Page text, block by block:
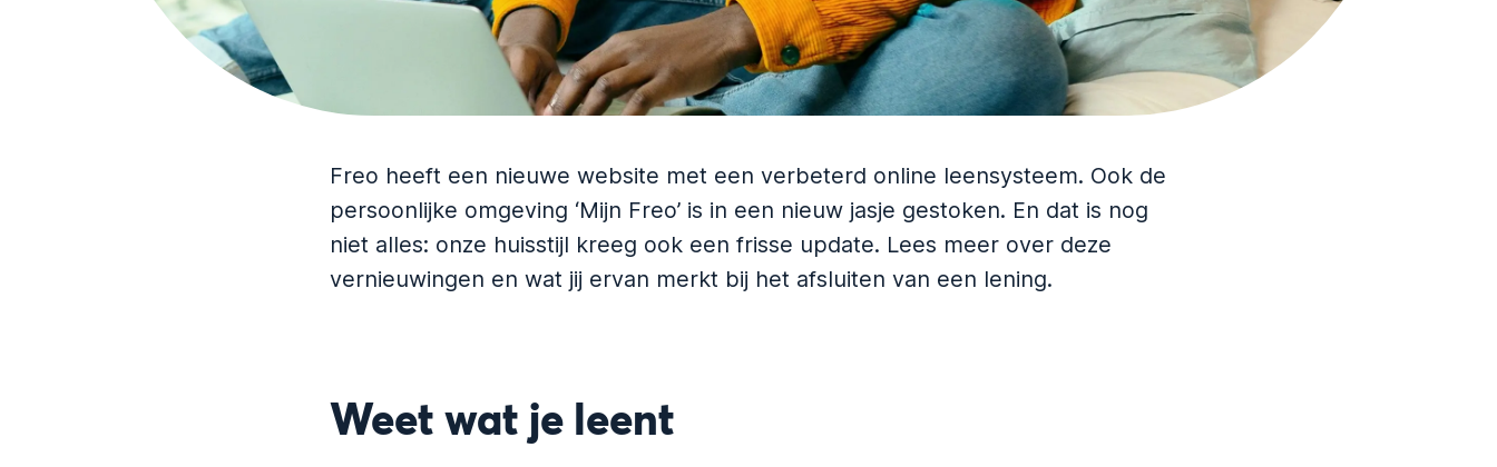
Freo heeft een nieuwe website met een verbeterd online leensysteem. Ook de
persoonlijke omgeving ‘Mijn Freo’ is in een nieuw jasje gestoken. En dat is nog
niet alles: onze huisstijl kreeg ook een frisse update. Lees meer over deze
vernieuwingen en wat jij ervan merkt bij het afsluiten van een lening.
Weet wat je leent